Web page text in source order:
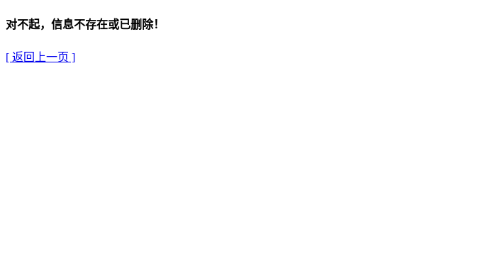
对不起，信息不存在或已删除！
[ 返回上一页 ]